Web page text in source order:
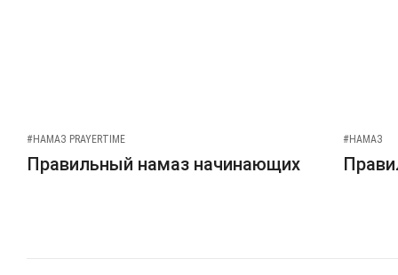
#НАМАЗ PRAYERTIME
Правильный намаз начинающих
#НАМАЗ